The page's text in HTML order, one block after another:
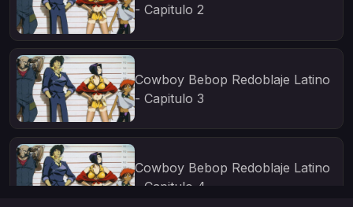
- Capitulo 2
Cowboy Bebop Redoblaje Latino
- Capitulo 3
Cowboy Bebop Redoblaje Latino
- Capitulo 4